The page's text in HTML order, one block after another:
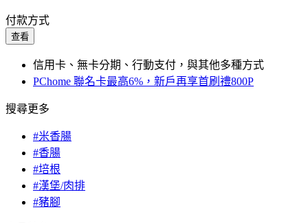
付款方式
查看
信用卡、無卡分期、行動支付，與其他多種方式
PChome 聯名卡最高6%，新戶再享首刷禮800P
搜尋更多
#米香腸
#香腸
#培根
#漢堡/肉排
#豬腳